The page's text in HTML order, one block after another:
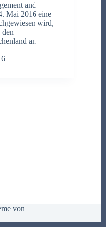
and
Mai 2016 eine
wird,
den
an
von